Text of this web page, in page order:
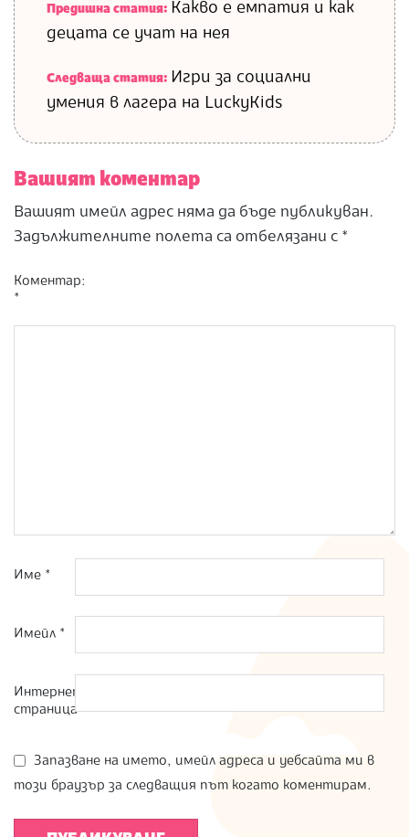
Предишна статия: Какво е емпатия и как
децата се учат на нея
Следваща статия: Игри за социални
умения в лагера на LuckyKids
Вашият коментар
Вашият имейл адрес няма да бъде публикуван.
Задължителните полета са отбелязани с *
Коментар:
*
Име *
Имейл *
Интернет
страница
Запазване на името, имейл адреса и уебсайта ми в
този браузър за следващия път когато коментирам.